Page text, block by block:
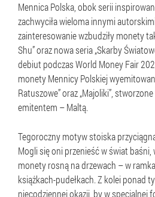
Mennica Polska, obok serii
zachwyciła wieloma innymi
zainteresowanie wzbudziły monety
Shu” oraz nowa seria „Skarby
debiut podczas World Money Fair
monety Mennicy Polskiej
Ratuszowe” oraz „Majoliki”,
emitentem – Maltą.
Tegoroczny motyw stoiska
Mogli się oni przenieść w świat
monety rosną na drzewach – w
książkach-pudełkach. Z kolei ponad
niecodziennej okazji, by w specjalnej